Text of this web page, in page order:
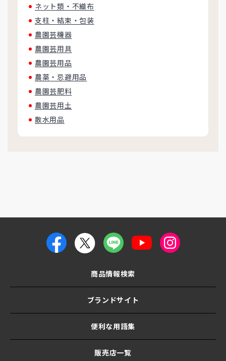
ネット類・不織布
支柱・結束・包装
農園芸機器
農園芸用具
農園芸用品
農薬・忌避用品
農園芸肥料
農園芸用土
散水用品
商品情報検索
ブランドサイト
便利な用語集
販売店一覧